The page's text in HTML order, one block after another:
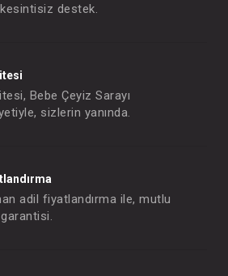
destek.
Bebe Çeyiz Sarayı
sizlerin yanında.
adil fiyatlandırma ile, mutlu